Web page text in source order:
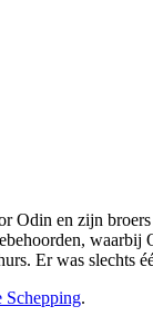
Odin en zijn
waarbij
Er was slechts
Schepping.